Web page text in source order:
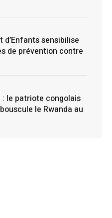
d’Enfants sensibilise
de prévention contre
le patriote congolais
le Rwanda au